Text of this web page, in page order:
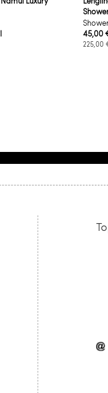
45,00
225,00
die Seite